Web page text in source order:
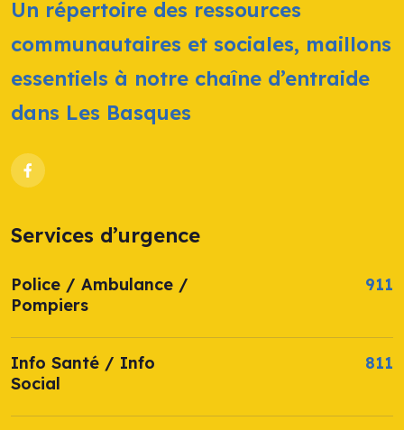
Un répertoire des ressources
communautaires et sociales, maillons
essentiels à notre chaîne d’entraide
dans Les Basques
Services d’urgence
Police / Ambulance /
Pompiers
911
Info Santé / Info
Social
811